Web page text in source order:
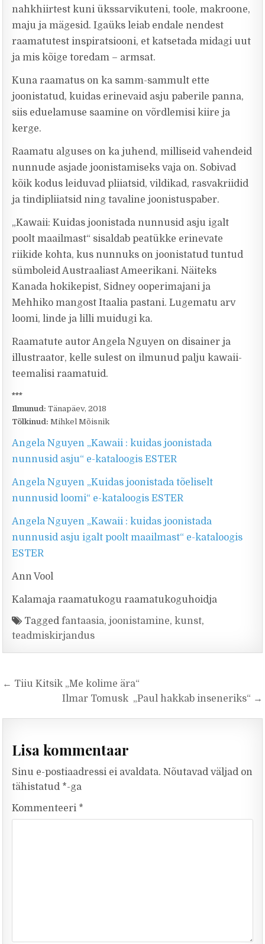
nahkhiirtest kuni ükssarvikuteni, toole, makroone,
maju ja mägesid. Igaüks leiab endale nendest
raamatutest inspiratsiooni, et katsetada midagi uut
ja mis kõige toredam – armsat.
Kuna raamatus on ka samm-sammult ette
joonistatud, kuidas erinevaid asju paberile panna,
siis eduelamuse saamine on võrdlemisi kiire ja
kerge.
Raamatu alguses on ka juhend, milliseid vahendeid
nunnude asjade joonistamiseks vaja on. Sobivad
kõik kodus leiduvad pliiatsid, vildikad, rasvakriidid
ja tindipliiatsid ning tavaline joonistuspaber.
„Kawaii: Kuidas joonistada nunnusid asju igalt
poolt maailmast“ sisaldab peatükke erinevate
riikide kohta, kus nunnuks on joonistatud tuntud
sümboleid Austraaliast Ameerikani. Näiteks
Kanada hokikepist, Sidney ooperimajani ja
Mehhiko mangost Itaalia pastani. Lugematu arv
loomi, linde ja lilli muidugi ka.
Raamatute autor Angela Nguyen on disainer ja
illustraator, kelle sulest on ilmunud palju kawaii-
teemalisi raamatuid.
***
Ilmunud: Tänapäev, 2018
Tõlkinud: Mihkel Mõisnik
Angela Nguyen „Kawaii : kuidas joonistada
nunnusid asju“ e-kataloogis ESTER
Angela Nguyen „Kuidas joonistada tõeliselt
nunnusid loomi“ e-kataloogis ESTER
Angela Nguyen „Kawaii : kuidas joonistada
nunnusid asju igalt poolt maailmast“ e-kataloogis
ESTER
Ann Vool
Kalamaja raamatukogu raamatukoguhoidja
Taggedfantaasia, joonistamine,kunst,
teadmiskirjandus
Navigeerimine
← Tiiu Kitsik „Me kolime ära“
Ilmar Tomusk „Paul hakkab inseneriks“ →
Lisa kommentaar
Sinu e-postiaadressi ei avaldata. Nõutavad väljad on
tähistatud *-ga
Kommenteeri *